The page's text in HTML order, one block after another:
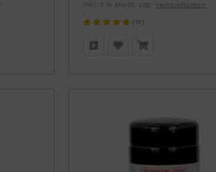
inkl. 7 % MwSt. zzgl.
Versandkosten
(17)